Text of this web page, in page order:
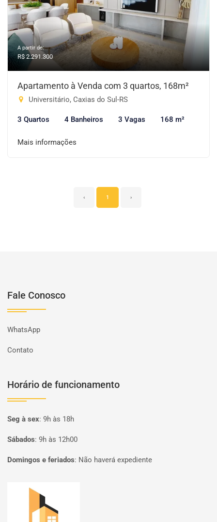
A partir de:
R$ 2.291.300
Apartamento à Venda com 3 quartos, 168m²
Universitário, Caxias do Sul-RS
3 Quartos 4 Banheiros 3 Vagas 168 m²
Mais informações
‹ 1 ›
Fale Conosco
WhatsApp
Contato
Horário de funcionamento
Seg à sex: 9h às 18h
Sábados: 9h às 12h00
Domingos e feriados: Não haverá expediente
Página inicial